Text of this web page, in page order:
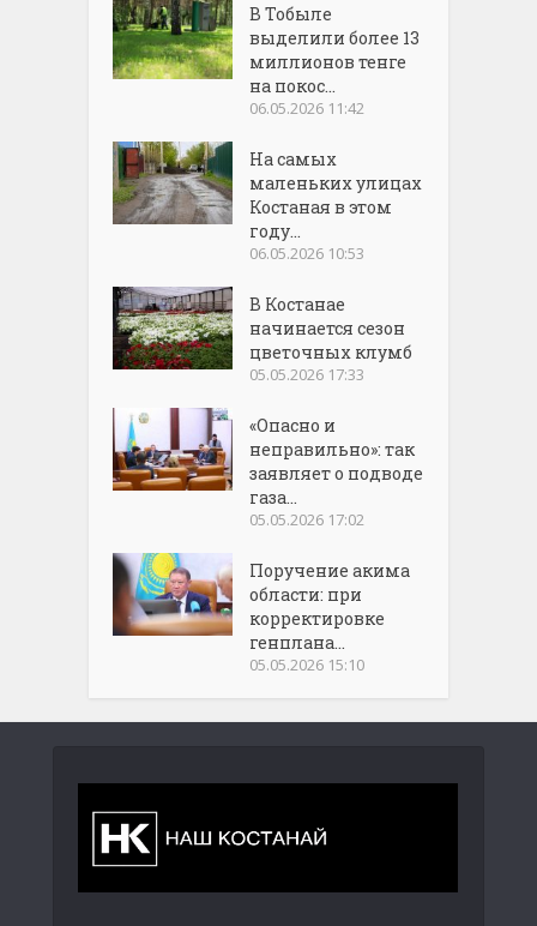
В Тобыле
выделили более 13
миллионов тенге
на покос...
06.05.2026 11:42
На самых
маленьких улицах
Костаная в этом
году...
06.05.2026 10:53
В Костанае
начинается сезон
цветочных клумб
05.05.2026 17:33
«Опасно и
неправильно»: так
заявляет о подводе
газа...
05.05.2026 17:02
Поручение акима
области: при
корректировке
генплана...
05.05.2026 15:10